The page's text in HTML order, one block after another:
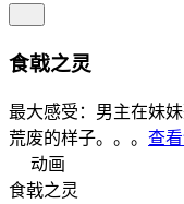
食戟之灵
最大感受：男主在妹
荒废的样子。。。 查
动画
食戟之灵